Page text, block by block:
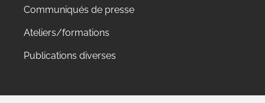
Communiqués de presse
Ateliers/formations
Publications diverses